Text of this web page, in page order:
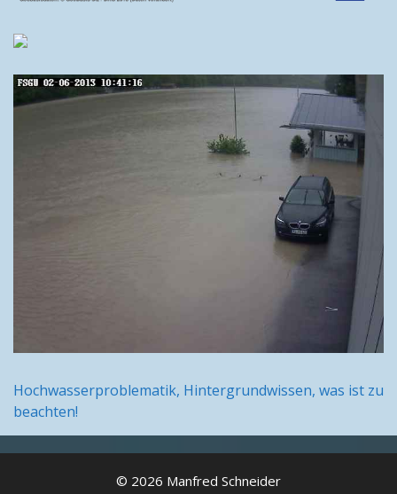
Hochwasserproblematik, Hintergrundwissen, was ist zu
beachten!
© 2026 Manfred Schneider